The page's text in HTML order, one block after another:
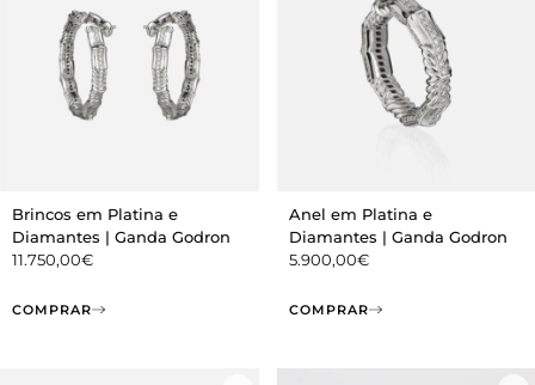
Brincos em Platina e
Diamantes | Ganda Godron
11.750,00€
COMPRAR
Anel em Platina e
Diamantes | Ganda Godron
5.900,00€
COMPRAR